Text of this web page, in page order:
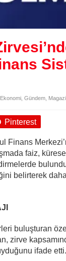
Ekonomi, Gündem,
Pinterest
Finans
faiz,
belirterek
buluşturan
zirve
ifade etti.